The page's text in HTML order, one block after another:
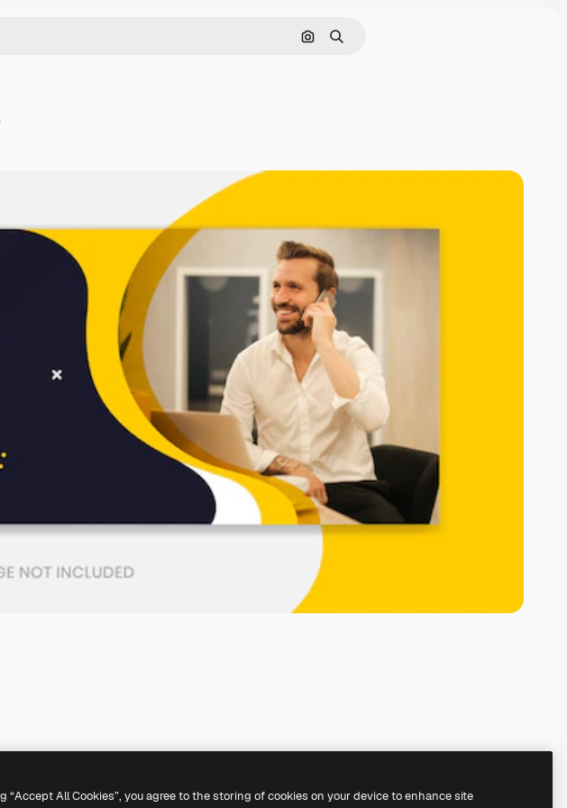
Nach Bild suchen
Suchen
“Accept All Cookies”, you agree to the storing of cookies on your device to enhance site